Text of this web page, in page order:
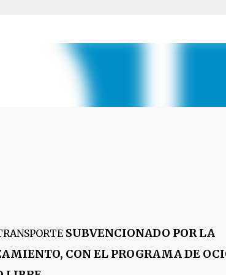
SUBVENCIONADO POR LA
CON EL PROGRAMA DE